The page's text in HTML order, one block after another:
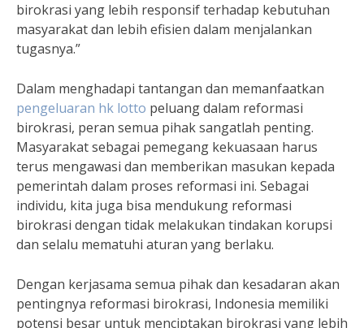
birokrasi yang lebih responsif terhadap kebutuhan
masyarakat dan lebih efisien dalam menjalankan
tugasnya.”
Dalam menghadapi tantangan dan memanfaatkan
pengeluaran hk lotto peluang dalam reformasi
birokrasi, peran semua pihak sangatlah penting.
Masyarakat sebagai pemegang kekuasaan harus
terus mengawasi dan memberikan masukan kepada
pemerintah dalam proses reformasi ini. Sebagai
individu, kita juga bisa mendukung reformasi
birokrasi dengan tidak melakukan tindakan korupsi
dan selalu mematuhi aturan yang berlaku.
Dengan kerjasama semua pihak dan kesadaran akan
pentingnya reformasi birokrasi, Indonesia memiliki
potensi besar untuk menciptakan birokrasi yang lebih